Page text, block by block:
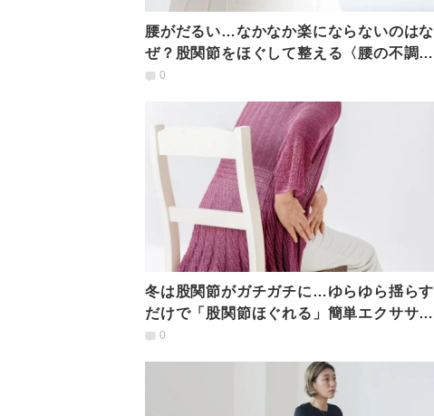
腰がだるい…なかなか楽にならないのはな
ぜ？股関節をほぐして整える〈腰の不調改
善ストレッチ〉
0
冬は股関節がガチガチに…ゆらゆら揺らす
だけで「股関節ほぐれる」簡単エクササイ
ズ0